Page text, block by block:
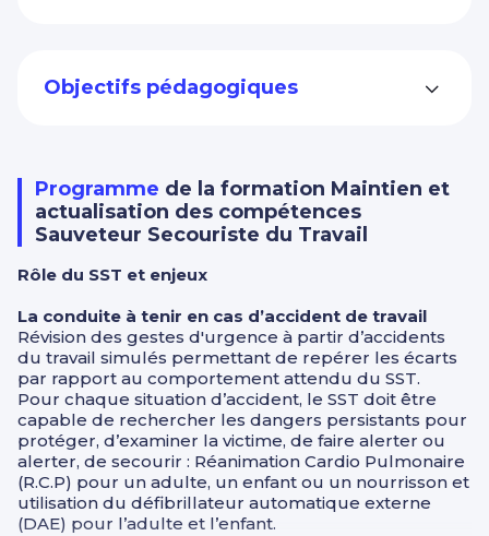
Objectifs pédagogiques
Programme de la formation Maintien et
actualisation des compétences
Sauveteur Secouriste du Travail
Rôle du SST et enjeux
La conduite à tenir en cas d’accident de travail
Révision des gestes d'urgence à partir d’accidents
du travail simulés permettant de repérer les écarts
par rapport au comportement attendu du SST.
Pour chaque situation d’accident, le SST doit être
capable de rechercher les dangers persistants pour
protéger, d’examiner la victime, de faire alerter ou
alerter, de secourir : Réanimation Cardio Pulmonaire
(R.C.P) pour un adulte, un enfant ou un nourrisson et
utilisation du défibrillateur automatique externe
(DAE) pour l’adulte et l’enfant.